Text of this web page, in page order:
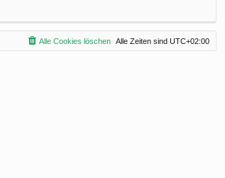
Alle Zeiten sind UTC+02:00
Alle Cookies löschen